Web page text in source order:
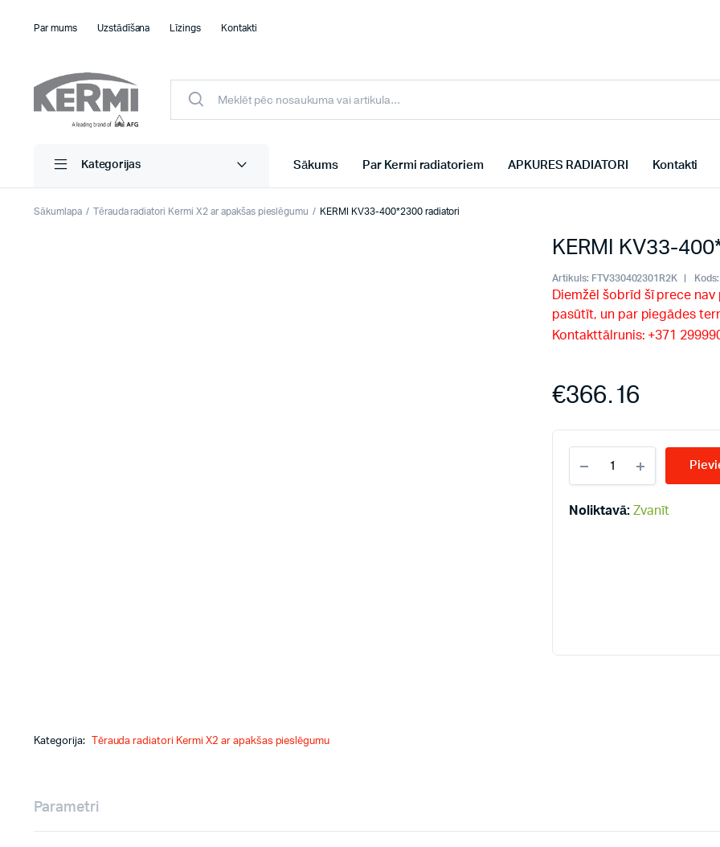
Par mums Uzstādīšana Līzings Kontakti
Kategorijas Sākums Par Kermi radiatoriem APKURES RADIATORI Kontakti
Sākumlapa Tērauda radiatori Kermi X2 ar apakšas pieslēgumu KERMI KV33-400*2300 radiatori
KERMI KV33-
Artikuls: FTV330402301R2K Kods:
Diemžēl šobrīd šī prece
pasūtīt, un par piegādes
Kontakttālrunis: +371
€366.16
KV33-
400*2300
quantity
Noliktavā: Zvanīt
Kategorija: Tērauda radiatori Kermi X2 ar apakšas pieslēgumu
Parametri